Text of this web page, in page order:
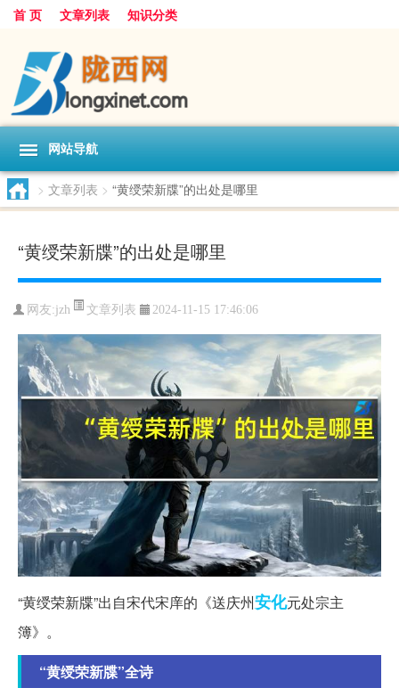
首 页 文章列表 知识分类
网站导航
> 文章列表 > “黄绶荣新牒”的出处是哪里
“黄绶荣新牒”的出处是哪里
网友:jzh 文章列表 2024-11-15 17:46:06
“黄绶荣新牒”出自宋代宋庠的《送庆州安化元处宗主
簿》。
“黄绶荣新牒”全诗